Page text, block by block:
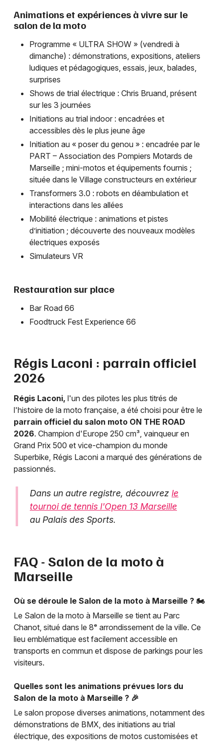
Animations et expériences à vivre sur le
salon de la moto
Programme « ULTRA SHOW » (vendredi à
dimanche) : démonstrations, expositions, ateliers
ludiques et pédagogiques, essais, jeux, balades,
surprises
Shows de trial électrique : Chris Bruand, présent
sur les 3 journées
Initiations au trial indoor : encadrées et
accessibles dès le plus jeune âge
Initiation au « poser du genou » : encadrée par le
PART – Association des Pompiers Motards de
Marseille ; mini-motos et équipements fournis ;
située dans le Village constructeurs en extérieur
Transformers 3.0 : robots en déambulation et
interactions dans les allées
Mobilité électrique : animations et pistes
d’initiation ; découverte des nouveaux modèles
électriques exposés
Simulateurs VR
Restauration sur place
Bar Road 66
Foodtruck Fest Experience 66
Régis Laconi : parrain officiel
2026
Régis Laconi, l'un des pilotes les plus titrés de
l'histoire de la moto française, a été choisi pour être le
parrain officiel du salon moto ON THE ROAD
2026. Champion d'Europe 250 cm³, vainqueur en
Grand Prix 500 et vice-champion du monde
Superbike, Régis Laconi a marqué des générations de
passionnés.
Dans un autre registre, découvrez le
tournoi de tennis l'Open 13 Marseille
au Palais des Sports.
FAQ - Salon de la moto à
Marseille
Où se déroule le Salon de la moto à Marseille ? 🏍️
Le Salon de la moto à Marseille se tient au Parc
Chanot, situé dans le 8ᵉ arrondissement de la ville. Ce
lieu emblématique est facilement accessible en
transports en commun et dispose de parkings pour les
visiteurs.
Quelles sont les animations prévues lors du
Salon de la moto à Marseille ? 🎉
Le salon propose diverses animations, notamment des
démonstrations de BMX, des initiations au trial
électrique, des expositions de motos customisées et